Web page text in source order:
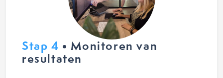
Stap 4 • Monitoren van
resultaten